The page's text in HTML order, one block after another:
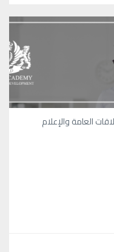
العامة والإعلام